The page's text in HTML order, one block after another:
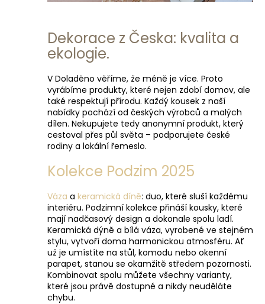
Dekorace z Česka: kvalita a
ekologie.
V Doladěno věříme, že méně je více. Proto
vyrábíme produkty, které nejen zdobí domov, ale
také respektují přírodu. Každý kousek z naší
nabídky pochází od českých výrobců a malých
dílen. Nekupujete tedy anonymní produkt, který
cestoval přes půl světa – podporujete české
rodiny a lokální řemeslo.
Kolekce Podzim 2025
Váza a keramická díně: duo, které sluší každému
interiéru. Podzimní kolekce přináší kousky, které
mají nadčasový design a dokonale spolu ladí.
Keramická dýně a bílá váza, vyrobené ve stejném
stylu, vytvoří doma harmonickou atmosféru. Ať
už je umístíte na stůl, komodu nebo okenní
parapet, stanou se okamžitě středem pozornosti.
Kombinovat spolu můžete všechny varianty,
které jsou právě dostupné a nikdy neuděláte
chybu.